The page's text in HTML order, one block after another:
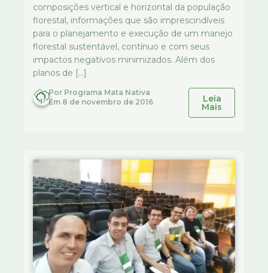
composições vertical e horizontal da população
florestal, informações que são imprescindíveis
para o planejamento e execução de um manejo
florestal sustentável, contínuo e com seus
impactos negativos minimizados. Além dos
planos de […]
Por Programa Mata Nativa
Em 8 de novembro de 2016 Leia
Mais